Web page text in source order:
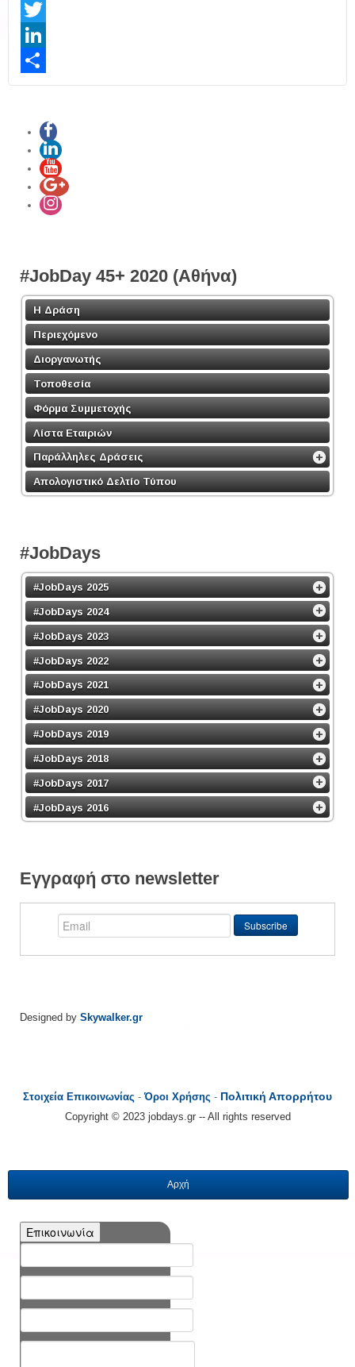
Facebook
Twitter
LinkedIn
Share
#JobDay 45+ 2020 (Αθήνα)
Η Δράση
Περιεχόμενο
Διοργανωτής
Τοποθεσία
Φόρμα Συμμετοχής
Λίστα Εταιριών
Παράλληλες Δράσεις
Απολογιστικό Δελτίο Τύπου
#JobDays
#JobDays 2025
#JobDays 2024
#JobDays 2023
#JobDays 2022
#JobDays 2021
#JobDays 2020
#JobDays 2019
#JobDays 2018
#JobDays 2017
#JobDays 2016
Εγγραφή στο newsletter
Designed by Skywalker.gr
Στοιχεία Επικοινωνίας -Όροι Χρήσης - Πολιτική Απορρήτου
Copyright © 2023 jobdays.gr -- All rights reserved
Αρχή